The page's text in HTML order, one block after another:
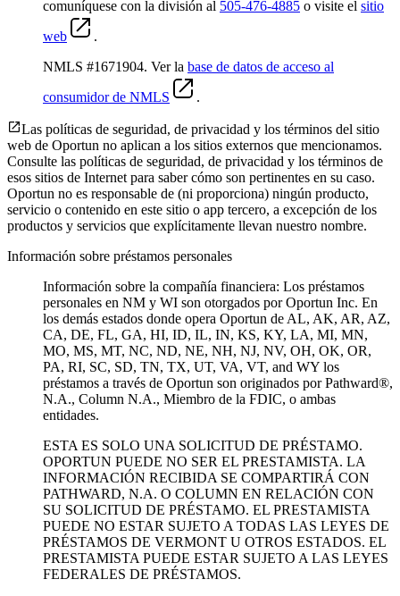
comuníquese con la división al 505-476-4885 o visite el sitio
web
.
NMLS #1671904. Ver la base de datos de acceso al
consumidor de NMLS
.
Las políticas de seguridad, de privacidad y los términos del sitio
web de Oportun no aplican a los sitios externos que mencionamos.
Consulte las políticas de seguridad, de privacidad y los términos de
esos sitios de Internet para saber cómo son pertinentes en su caso.
Oportun no es responsable de (ni proporciona) ningún producto,
servicio o contenido en este sitio o app tercero, a excepción de los
productos y servicios que explícitamente llevan nuestro nombre.
Información sobre préstamos personales
Información sobre la compañía financiera: Los préstamos
personales en NM y WI son otorgados por Oportun Inc. En
los demás estados donde opera Oportun de AL, AK, AR, AZ,
CA, DE, FL, GA, HI, ID, IL, IN, KS, KY, LA, MI, MN,
MO, MS, MT, NC, ND, NE, NH, NJ, NV, OH, OK, OR,
PA, RI, SC, SD, TN, TX, UT, VA, VT, and WY los
préstamos a través de Oportun son originados por Pathward®,
N.A., Column N.A., Miembro de la FDIC, o ambas
entidades.
ESTA ES SOLO UNA SOLICITUD DE PRÉSTAMO.
OPORTUN PUEDE NO SER EL PRESTAMISTA. LA
INFORMACIÓN RECIBIDA SE COMPARTIRÁ CON
PATHWARD, N.A. O COLUMN EN RELACIÓN CON
SU SOLICITUD DE PRÉSTAMO. EL PRESTAMISTA
PUEDE NO ESTAR SUJETO A TODAS LAS LEYES DE
PRÉSTAMOS DE VERMONT U OTROS ESTADOS. EL
PRESTAMISTA PUEDE ESTAR SUJETO A LAS LEYES
FEDERALES DE PRÉSTAMOS.